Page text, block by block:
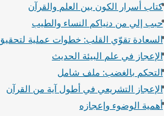
كتاب أسرار الكون بين العلم والقرآن
حبب إلي من دنياكم النساء والطيب
السعادة تقوّي القلب: خطوات عملية
الإعجاز في علم البيئة الحديث
التحكم بالغضب: ملف شامل
الإعجاز التشريعي في أطول آية من القرآن
أهمية الوضوء وإعجازه